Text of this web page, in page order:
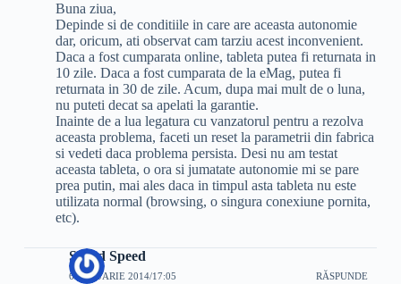
Buna ziua,
Depinde si de conditiile in care are aceasta autonomie
dar, oricum, ati observat cam tarziu acest inconvenient.
Daca a fost cumparata online, tableta putea fi returnata in
10 zile. Daca a fost cumparata de la eMag, putea fi
returnata in 30 de zile. Acum, dupa mai mult de o luna,
nu puteti decat sa apelati la garantie.
Inainte de a lua legatura cu vanzatorul pentru a rezolva
aceasta problema, faceti un reset la parametrii din fabrica
si vedeti daca problema persista. Desi nu am testat
aceasta tableta, o ora si jumatate autonomie mi se pare
prea putin, mai ales daca in timpul asta tableta nu este
utilizata normal (browsing, o singura conexiune pornita,
etc).
Speed Speed
6 IANUARIE 2014/17:05 RĂSPUNDE